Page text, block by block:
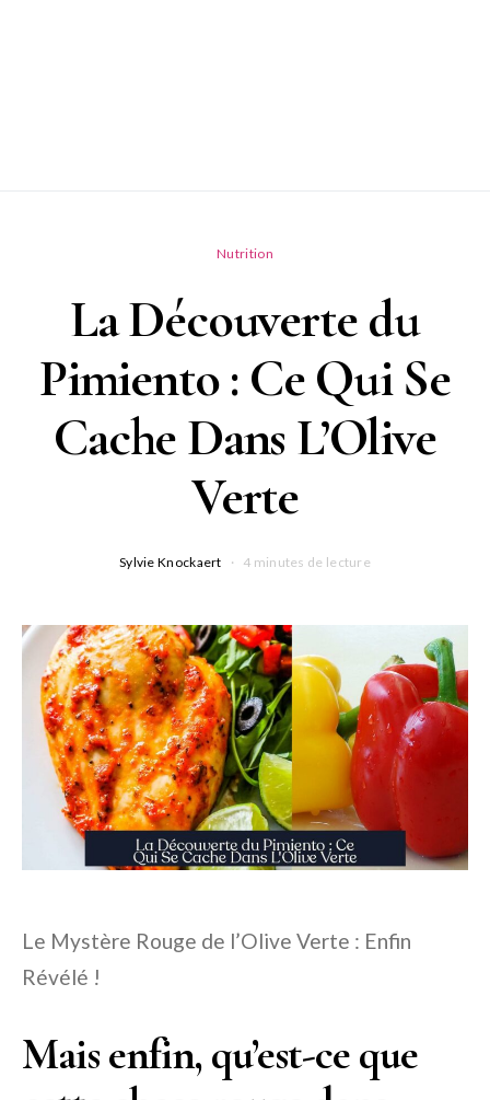
Nutrition
La Découverte du
Pimiento : Ce Qui Se
Cache Dans L’Olive
Verte
Sylvie Knockaert 4 minutes de lecture
Le Mystère Rouge de l’Olive Verte : Enfin
Révélé !
Mais enfin, qu’est-ce que